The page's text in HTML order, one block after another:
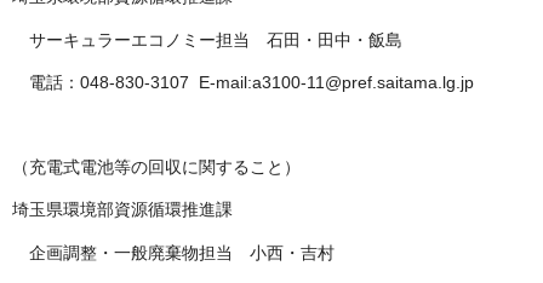
サーキュラーエコノミー担当 石田・田中・飯島
電話：048-830-3107 E-mail:a3100-11@pref.saitama.lg.jp
（充電式電池等の回収に関すること）
埼玉県環境部資源循環推進課
企画調整・一般廃棄物担当 小西・吉村